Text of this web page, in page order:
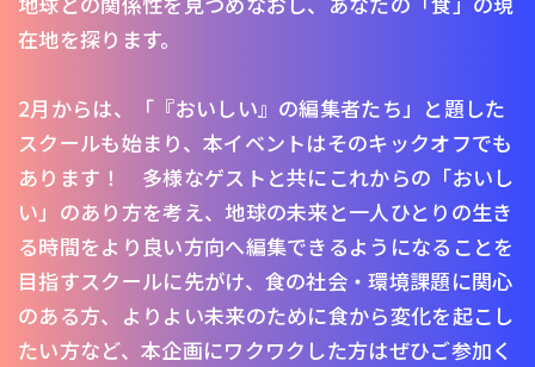
在地を探ります。
2月からは、「『おいしい』の編集者たち」と題した
スクールも始まり、本イベントはそのキックオフでも
あります！ 多様なゲストと共にこれからの「おいし
い」のあり方を考え、地球の未来と一人ひとりの生き
る時間をより良い方向へ編集できるようになることを
目指すスクールに先がけ、食の社会・環境課題に関心
のある方、よりよい未来のために食から変化を起こし
たい方など、本企画にワクワクした方はぜひご参加く